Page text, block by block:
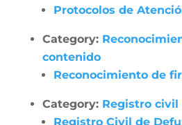
Protocolos de
Category:
contenido
Reconocimiento de
Category: Registro civil
Registro Civil de